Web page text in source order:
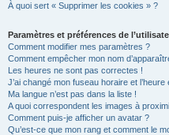
À quoi sert « Supprimer les cookies » ?
Paramètres et préférences de
Comment modifier mes paramètres ?
Comment empêcher mon nom
Les heures ne sont pas correctes !
J’ai changé mon fuseau horaire et
Ma langue n’est pas dans la liste !
A quoi correspondent les images à
Comment puis-je afficher un avatar ?
Qu’est-ce que mon rang et comment le